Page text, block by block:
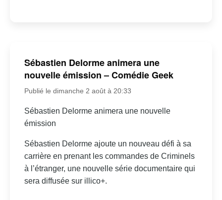
Sébastien Delorme animera une
nouvelle émission – Comédie Geek
Publié le dimanche 2 août à 20:33
Sébastien Delorme animera une nouvelle
émission
Sébastien Delorme ajoute un nouveau défi à sa
carrière en prenant les commandes de Criminels
à l’étranger, une nouvelle série documentaire qui
sera diffusée sur illico+.